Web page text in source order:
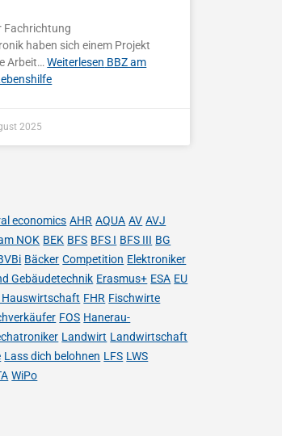
Fachrichtung
haben sich einem Projekt
Arbeit…Weiterlesen BBZ am
2025
economics AHR AQUA AV AVJ
NOK BEK BFS BFS I BFS III BG
Bäcker Competition Elektroniker
Gebäudetechnik Erasmus+ ESA EU
Hauswirtschaft FHR Fischwirte
FOS Hanerau-
Landwirt Landwirtschaft
Lass dich belohnen LFS LWS
WiPo